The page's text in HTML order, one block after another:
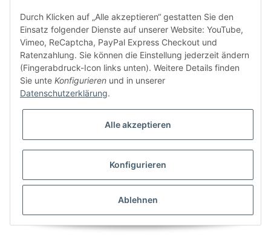
* Alle Preise inkl. gesetzlicher USt., zzgl.
Besucherzähler: 5846719
UmsetzungVlarom E-Commerce Agentur| Powered byJTL-Shop|
CLEARIX JTL-Shop Template
Durch Klicken auf „Alle akzeptieren“ gestatten Sie den
Einsatz folgender Dienste auf unserer Website: YouTube,
Vimeo, ReCaptcha, PayPal Express Checkout und
Ratenzahlung. Sie können die Einstellung jederzeit ändern
(Fingerabdruck-Icon links unten). Weitere Details finden
Sie unte Konfigurieren und in unserer
Datenschutzerklärung.
Alle akzeptieren
Konfigurieren
Ablehnen